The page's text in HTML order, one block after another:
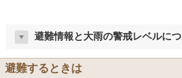
避難情報と大雨の警戒レベルに
避難するときは